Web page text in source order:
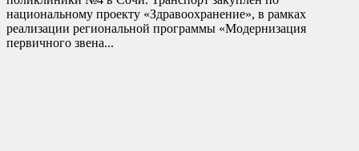
национальному проекту «Здравоохранение», в рамках
реализации региональной программы «Модернизация
первичного звена...